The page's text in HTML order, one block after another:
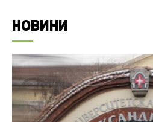
НОВИНИ